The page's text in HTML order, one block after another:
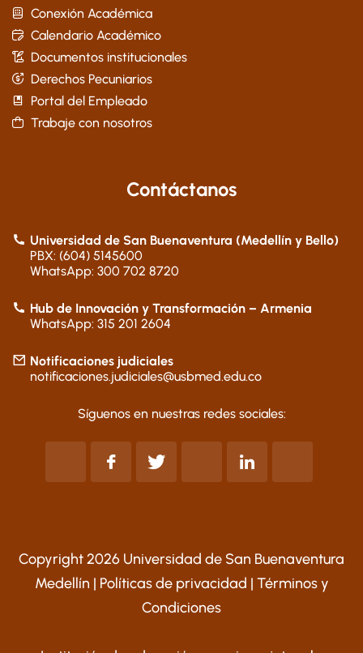
Conexión Académica
Calendario Académico
Documentos institucionales
Derechos Pecuniarios
Portal del Empleado
Trabaje con nosotros
Contáctanos
Universidad de San Buenaventura (Medellín y Bello)
PBX: (604) 5145600
WhatsApp: 300 702 8720
Hub de Innovación y Transformación – Armenia
WhatsApp: 315 201 2604
Notificaciones judiciales
notificaciones.judiciales@usbmed.edu.co
Síguenos en nuestras redes sociales:
Copyright 2026 Universidad de San Buenaventura
Medellín | Políticas de privacidad | Términos y
Condiciones